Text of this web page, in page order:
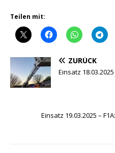
Teilen mit:
ZURÜCK
Einsatz
Einsatz 19.03.2025 –